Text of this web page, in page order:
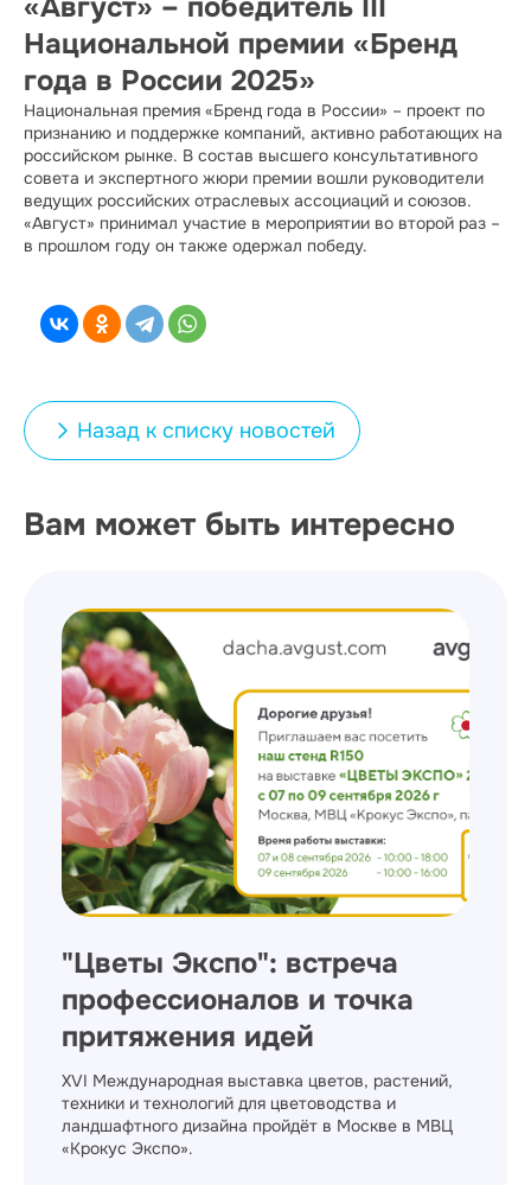
Национальной премии «Бренд
года в России 2025»
Национальная премия «Бренд года в России» – проект по
признанию и поддержке компаний, активно работающих на
российском рынке. В состав высшего консультативного
совета и экспертного жюри премии вошли руководители
ведущих российских отраслевых ассоциаций и союзов.
«Август» принимал участие в мероприятии во второй раз –
в прошлом году он также одержал победу.
Назад к списку новостей
Вам может быть интересно
"Цветы Экспо": встреча
профессионалов и точка
притяжения идей
XVI Международная выставка цветов, растений,
техники и технологий для цветоводства и
ландшафтного дизайна пройдёт в Москве в МВЦ
«Крокус Экспо».